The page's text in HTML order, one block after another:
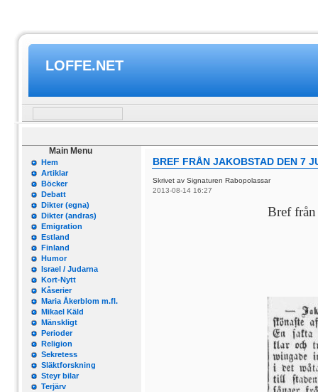
LOFFE.NET
Main Menu
Hem
Artiklar
Böcker
Debatt
Dikter (egna)
Dikter (andras)
Emigration
Estland
Finland
Humor
Israel / Judarna
Kort-Nytt
Kåserier
Maria Åkerblom m.fl.
Mikael Käld
Mänskligt
Perioder
Religion
Sekretess
Släktforskning
Steyr bilar
Terjärv
BREF FRÅN JAKOBSTAD DEN 7
Skrivet av Signaturen Rabopolassar
2013-08-14 16:27
Bref